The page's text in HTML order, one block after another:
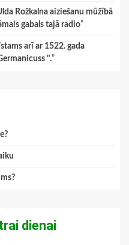
Rožkalna aiziešanu mūžībā
gabals tajā radio”
arī ar 1522. gada
".”
dienai